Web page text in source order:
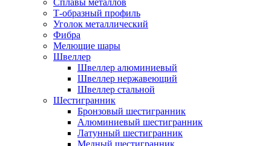
Сплавы металлов
Т-образный профиль
Уголок металлический
Фибра
Мелющие шары
Швеллер
Швеллер алюминиевый
Швеллер нержавеющий
Швеллер стальной
Шестигранник
Бронзовый шестигранник
Алюминиевый шестигранник
Латунный шестигранник
Медный шестигранник